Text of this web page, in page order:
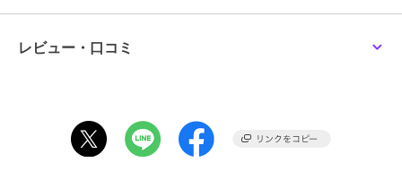
トライプ、ライトベージュ、ピン
ク
レビュー・口コミ